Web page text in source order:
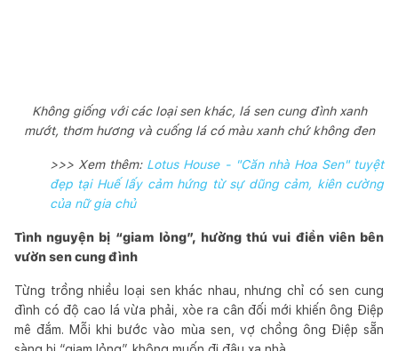
Không giống với các loại sen khác, lá sen cung đình xanh
mướt, thơm hương và cuống lá có màu xanh chứ không đen
>>> Xem thêm: Lotus House - "Căn nhà Hoa Sen" tuyệt
đẹp tại Huế lấy cảm hứng từ sự dũng cảm, kiên cường
của nữ gia chủ
Tình nguyện bị “giam lỏng”, hưởng thú vui điền viên bên
vườn sen cung đình
Từng trồng nhiều loại sen khác nhau, nhưng chỉ có sen cung
đình có độ cao lá vừa phải, xòe ra cân đối mới khiến ông Điệp
mê đắm. Mỗi khi bước vào mùa sen, vợ chồng ông Điệp sẵn